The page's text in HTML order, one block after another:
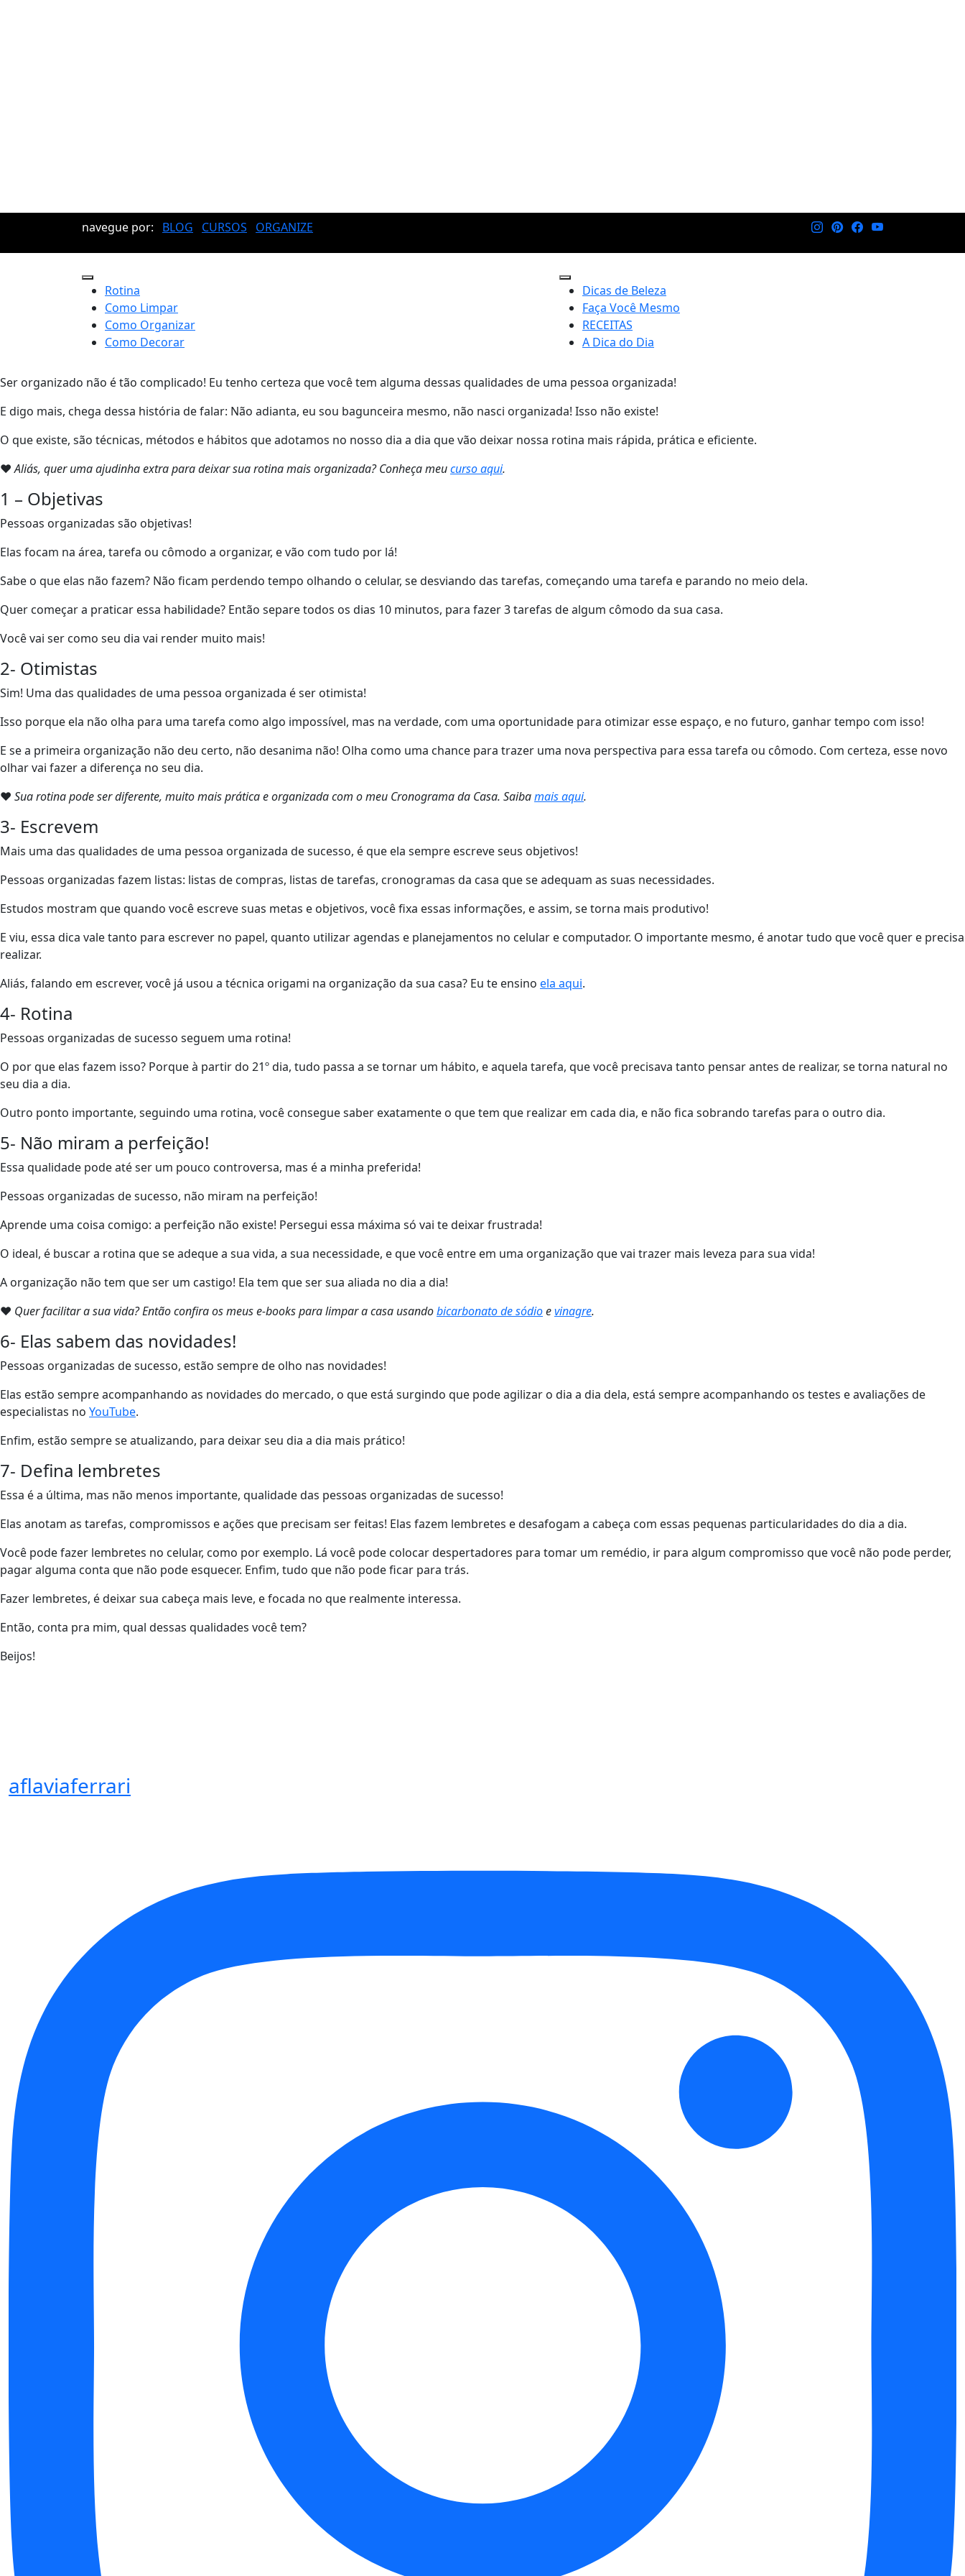
navegue por: BLOG CURSOS ORGANIZE
Rotina
Como Limpar
Como Organizar
Como Decorar
Dicas de Beleza
Faça Você Mesmo
RECEITAS
A Dica do Dia
Ser organizado não é tão complicado! Eu tenho certeza que você tem alguma dessas qualidades de uma pessoa organizada!
E digo mais, chega dessa história de falar: Não adianta, eu sou bagunceira mesmo, não nasci organizada! Isso não existe!
O que existe, são técnicas, métodos e hábitos que adotamos no nosso dia a dia que vão deixar nossa rotina mais rápida, prática e eficiente.
❤Aliás, quer uma ajudinha extra para deixar sua rotina mais organizada? Conheça meucurso aqui.
1 – Objetivas
Pessoas organizadas são objetivas!
Elas focam na área, tarefa ou cômodo a organizar, e vão com tudo por lá!
Sabe o que elas não fazem? Não ficam perdendo tempo olhando o celular, se desviando das tarefas, começando uma tarefa e parando no meio dela.
Quer começar a praticar essa habilidade? Então separe todos os dias 10 minutos, para fazer 3 tarefas de algum cômodo da sua casa.
Você vai ser como seu dia vai render muito mais!
2- Otimistas
Sim! Uma das qualidades de uma pessoa organizada é ser otimista!
Isso porque ela não olha para uma tarefa como algo impossível, mas na verdade, com uma oportunidade para otimizar esse espaço, e no futuro, ganhar tempo com isso!
E se a primeira organização não deu certo, não desanima não! Olha como uma chance para trazer uma nova perspectiva para essa tarefa ou cômodo. Com certeza, esse novo
olhar vai fazer a diferença no seu dia.
❤ Sua rotina pode ser diferente, muito mais prática e organizada com o meu Cronograma da Casa. Saibamais aqui.
3- Escrevem
Mais uma das qualidades de uma pessoa organizada de sucesso, é que ela sempre escreve seus objetivos!
Pessoas organizadas fazem listas: listas de compras, listas de tarefas, cronogramas da casa que se adequam as suas necessidades.
Estudos mostram que quando você escreve suas metas e objetivos, você fixa essas informações, e assim, se torna mais produtivo!
E viu, essa dica vale tanto para escrever no papel, quanto utilizar agendas e planejamentos no celular e computador. O importante mesmo, é anotar tudo que você quer e precisa
realizar.
Aliás, falando em escrever, você já usou a técnica origami na organização da sua casa? Eu te ensino ela aqui.
4- Rotina
Pessoas organizadas de sucesso seguem uma rotina!
O por que elas fazem isso? Porque à partir do 21º dia, tudo passa a se tornar um hábito, e aquela tarefa, que você precisava tanto pensar antes de realizar, se torna natural no
seu dia a dia.
Outro ponto importante, seguindo uma rotina, você consegue saber exatamente o que tem que realizar em cada dia, e não fica sobrando tarefas para o outro dia.
5- Não miram a perfeição!
Essa qualidade pode até ser um pouco controversa, mas é a minha preferida!
Pessoas organizadas de sucesso, não miram na perfeição!
Aprende uma coisa comigo: a perfeição não existe! Persegui essa máxima só vai te deixar frustrada!
O ideal, é buscar a rotina que se adeque a sua vida, a sua necessidade, e que você entre em uma organização que vai trazer mais leveza para sua vida!
A organização não tem que ser um castigo! Ela tem que ser sua aliada no dia a dia!
❤ Quer facilitar a sua vida? Então confira os meus e-books para limpar a casa usandobicarbonato de sódioevinagre.
6- Elas sabem das novidades!
Pessoas organizadas de sucesso, estão sempre de olho nas novidades!
Elas estão sempre acompanhando as novidades do mercado, o que está surgindo que pode agilizar o dia a dia dela, está sempre acompanhando os testes e avaliações de
especialistas no YouTube.
Enfim, estão sempre se atualizando, para deixar seu dia a dia mais prático!
7- Defina lembretes
Essa é a última, mas não menos importante, qualidade das pessoas organizadas de sucesso!
Elas anotam as tarefas, compromissos e ações que precisam ser feitas! Elas fazem lembretes e desafogam a cabeça com essas pequenas particularidades do dia a dia.
Você pode fazer lembretes no celular, como por exemplo. Lá você pode colocar despertadores para tomar um remédio, ir para algum compromisso que você não pode perder,
pagar alguma conta que não pode esquecer. Enfim, tudo que não pode ficar para trás.
Fazer lembretes, é deixar sua cabeça mais leve, e focada no que realmente interessa.
Então, conta pra mim, qual dessas qualidades você tem?
Beijos!
aflaviaferrari